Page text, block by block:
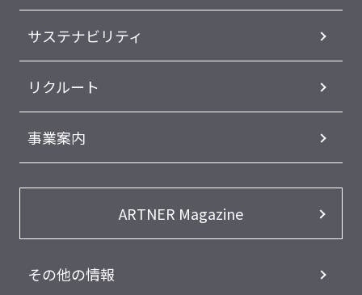
サステナビリティ
リクルート
事業案内
ARTNER Magazine
その他の情報